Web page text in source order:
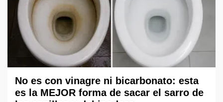
No es con vinagre ni bicarbonato: esta
es la MEJOR forma de sacar el sarro de